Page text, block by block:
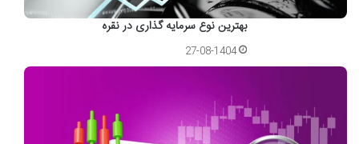
بهترین نوع سرمایه گذاری در نقره
27-08-1404